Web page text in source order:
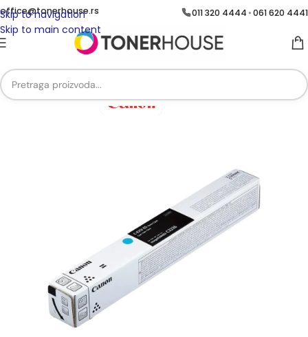
Skip to navigation
Skip to main content
office@tonerhouse.rs 011 320 4444 •061 620 4441
Početna